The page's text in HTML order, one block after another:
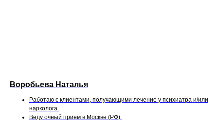
Воробьева Наталья
Работаю с клиентами, получающими лечение у психиатра и/или
нарколога.
Веду очный прием в Москве (РФ).